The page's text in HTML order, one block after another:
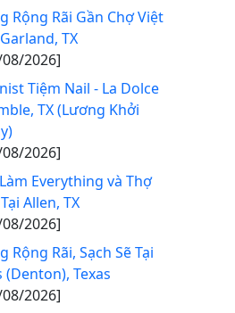
Rộng Rãi Gần Chợ Việt
TX
2026]
Tiệm Nail - La Dolce
TX (Lương Khởi
2026]
Everything và Thợ
Allen, TX
2026]
Rộng Rãi, Sạch Sẽ Tại
(Denton), Texas
2026]